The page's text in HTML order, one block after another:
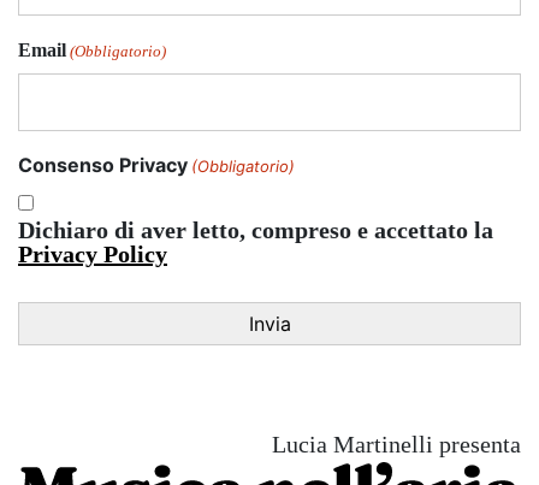
Email (Obbligatorio)
Consenso Privacy (Obbligatorio)
Dichiaro di aver letto, compreso e accettato la
Privacy Policy
Lucia Martinelli presenta